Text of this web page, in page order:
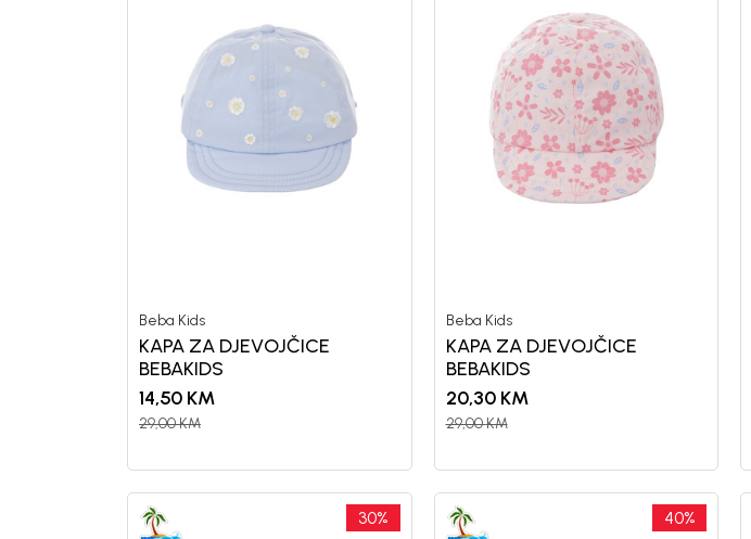
Beba Kids
KAPA ZA DJEVOJČICE
BEBAKIDS
14,50 KM
29,00KM
Beba Kids
KAPA ZA DJEVOJČICE
BEBAKIDS
20,30 KM
29,00KM
30% 40%